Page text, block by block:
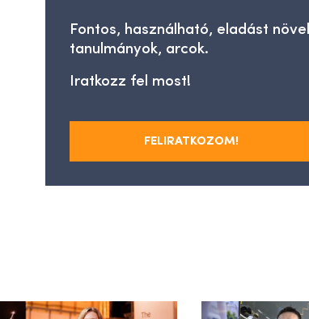
Fontos, használható, eladást
tanulmányok, arcok.
Iratkozz fel most!
FELIRATKOZOM!